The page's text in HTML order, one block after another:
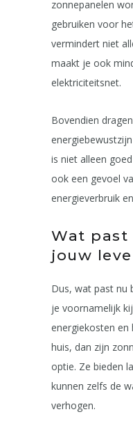
zonnepanelen
gebruiken voor
vermindert niet
maakt je ook
elektriciteitsnet.
Bovendien
is niet alleen
ook een gevoel
energieverbruik
Wat
jouw
Dus, wat past nu
je voornamelijk
energiekosten en
huis, dan zijn
optie. Ze bieden
kunnen zelfs de
verhogen.